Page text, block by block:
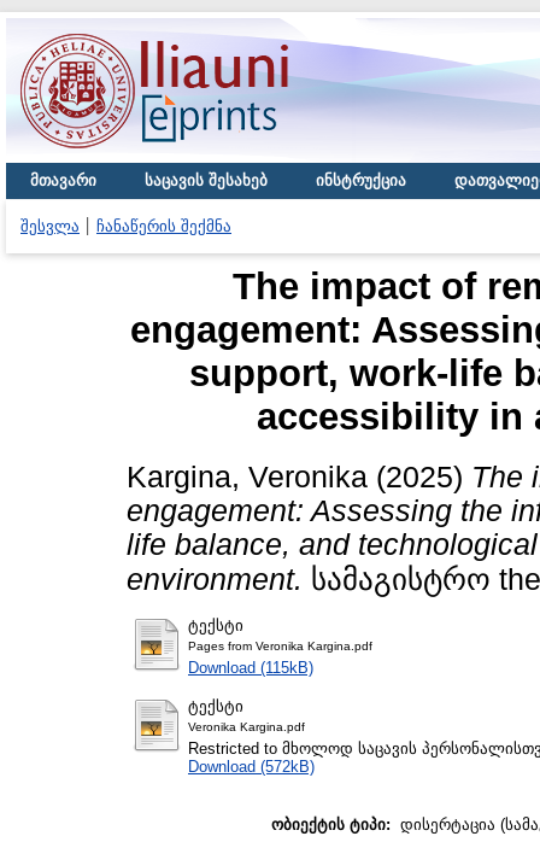
მთავარი საცავის შესახებ ინსტრუქცია
შესვლა ჩანაწერის შექმნა
The impact of
engagement:
support, work-life
accessibility in
Kargina, Veronika (2025) The
engagement: Assessing the
life balance, and
environment. სამაგისტრო
ტექსტი
Pages from Veronika Kargina.pdf
Download (115kB)
ტექსტი
Veronika Kargina.pdf
Restricted to მხოლოდ საცავის
Download (572kB)
ობიექტის ტიპი: დისერტაცია